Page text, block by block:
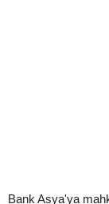
Bank Asya'ya